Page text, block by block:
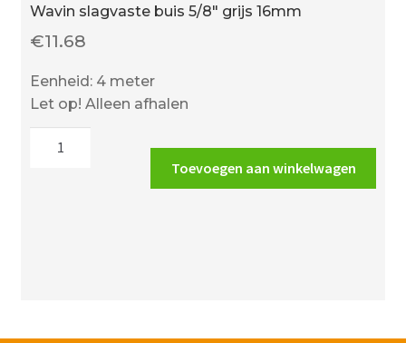
Wavin slagvaste buis 5/8″ grijs 16mm
€11.68
Eenheid: 4 meter
Let op! Alleen afhalen
Toevoegen aan winkelwagen